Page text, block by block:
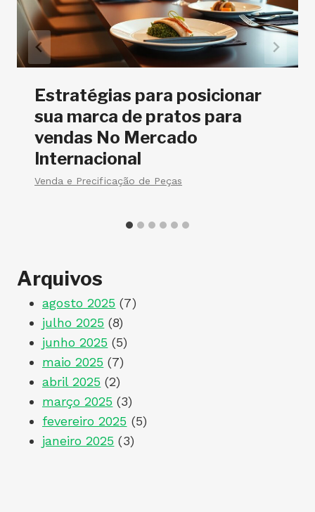
Técnicas avançadas de
torneamento de garrafas
decorativas em Substrato de
baixa retração
Técnicas de Modelagem e Torno
Arquivos
agosto 2025 (7)
julho 2025 (8)
junho 2025 (5)
maio 2025 (7)
abril 2025 (2)
março 2025 (3)
fevereiro 2025 (5)
janeiro 2025 (3)